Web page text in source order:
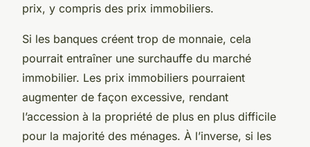
prix, y compris des prix immobiliers.
Si les banques créent trop de monnaie, cela
pourrait entraîner une surchauffe du marché
immobilier. Les prix immobiliers pourraient
augmenter de façon excessive, rendant
l’accession à la propriété de plus en plus difficile
pour la majorité des ménages. À l’inverse, si les